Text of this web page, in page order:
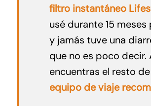
filtro instantáneo
usé durante 15
y jamás tuve una
que no es poco decir.
encuentras el resto de
equipo de viaje